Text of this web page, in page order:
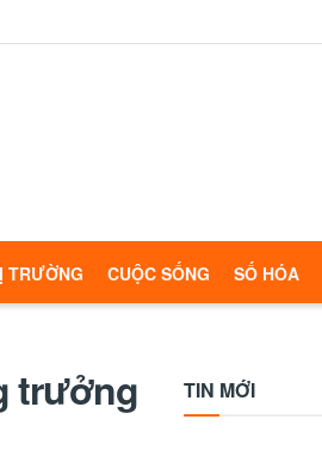
TRƯỜNG CUỘC SỐNG SỐ HÓA
trưởng TIN MỚI